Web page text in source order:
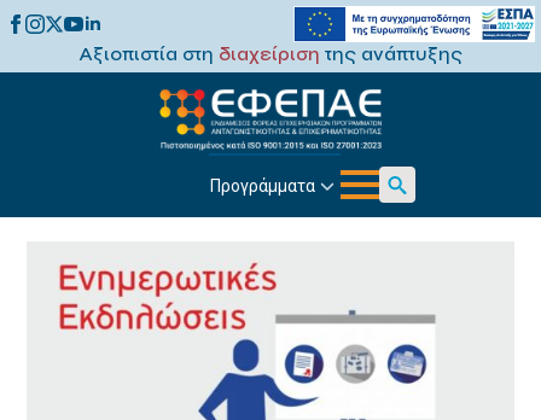
Αξιοπιστία στη διαχείριση της ανάπτυξης
Προγράμματα
Search